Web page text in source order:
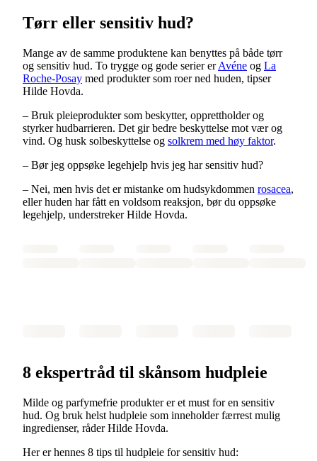
Tørr eller sensitiv hud?
Mange av de samme produktene kan benyttes på både tørr
og sensitiv hud. To trygge og gode serier erAvéne og La
Roche-Posay med produkter som roer ned huden, tipser
Hilde Hovda.
– Bruk pleieprodukter som beskytter, opprettholder og
styrker hudbarrieren. Det gir bedre beskyttelse mot vær og
vind. Og husk solbeskyttelse og solkrem med høy faktor.
– Bør jeg oppsøke legehjelp hvis jeg har sensitiv hud?
– Nei, men hvis det er mistanke om hudsykdommen rosacea,
eller huden har fått en voldsom reaksjon, bør du oppsøke
legehjelp, understreker Hilde Hovda.
8 ekspertråd til skånsom hudpleie
Milde og parfymefrie produkter er et must for en sensitiv
hud. Og bruk helst hudpleie som inneholder færrest mulig
ingredienser, råder Hilde Hovda.
Her er hennes 8 tips til hudpleie for sensitiv hud: